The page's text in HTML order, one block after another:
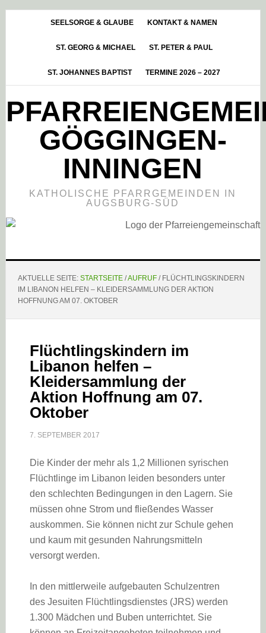
HauptsidebarSEELSORGE & GLAUBE KONTAKT & NAMEN
ST. GEORG & MICHAEL ST. PETER & PAUL
ST. JOHANNES BAPTIST TERMINE 2026 – 2027
GÖGGINGEN-
INNINGEN
KATHOLISCHE PFARRGEMEINDEN IN
AUGSBURG-SÜD
AKTUELLE SEITE: STARTSEITE /AUFRUF /FLÜCHTLINGSKINDERN
IM LIBANON HELFEN – KLEIDERSAMMLUNG DER AKTION
HOFFNUNG AM 07. OKTOBER
Flüchtlingskindern im
Libanon helfen –
Kleidersammlung der
Aktion Hoffnung am 07.
Oktober
7. SEPTEMBER 2017
Die Kinder der mehr als 1,2 Millionen syrischen
Flüchtlinge im Libanon leiden besonders unter
den schlechten Bedingungen in den Lagern. Sie
müssen ohne Strom und fließendes Wasser
auskommen. Sie können nicht zur Schule gehen
und kaum mit gesunden Nahrungsmitteln
versorgt werden.
In den mittlerweile aufgebauten Schulzentren
des Jesuiten Flüchtlingsdienstes (JRS) werden
1.300 Mädchen und Buben unterrichtet. Sie